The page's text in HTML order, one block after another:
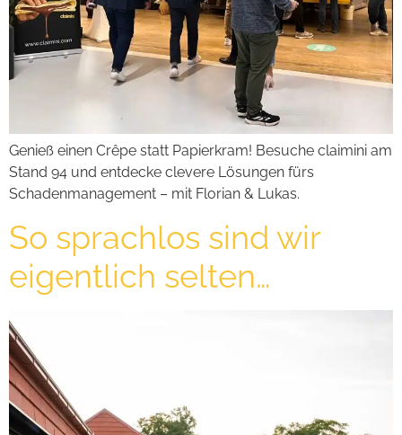
Genieß einen Crêpe statt Papierkram! Besuche claimini am
Stand 94 und entdecke clevere Lösungen fürs
Schadenmanagement – mit Florian & Lukas.
So sprachlos sind wir
eigentlich selten…